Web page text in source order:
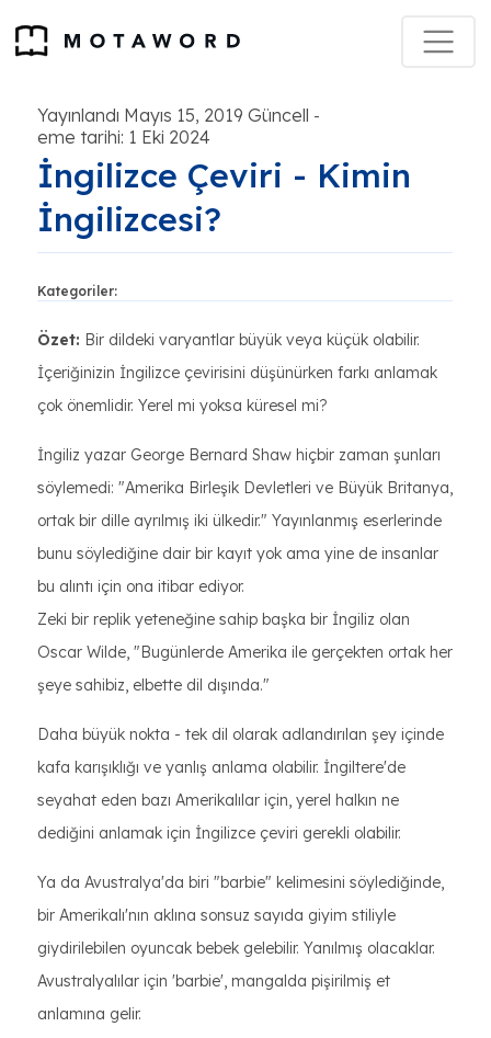
Yayınlandı Mayıs 15, 2019 Güncell -
eme tarihi: 1 Eki 2024
İngilizce Çeviri - Kimin
İngilizcesi?
Kategoriler:
Özet: Bir dildeki varyantlar büyük veya küçük olabilir.
İçeriğinizin İngilizce çevirisini düşünürken farkı anlamak
çok önemlidir. Yerel mi yoksa küresel mi?
İngiliz yazar George Bernard Shaw hiçbir zaman şunları
söylemedi: "Amerika Birleşik Devletleri ve Büyük Britanya,
ortak bir dille ayrılmış iki ülkedir." Yayınlanmış eserlerinde
bunu söylediğine dair bir kayıt yok ama yine de insanlar
bu alıntı için ona itibar ediyor.
Zeki bir replik yeteneğine sahip başka bir İngiliz olan
Oscar Wilde, "Bugünlerde Amerika ile gerçekten ortak her
şeye sahibiz, elbette dil dışında."
Daha büyük nokta - tek dil olarak adlandırılan şey içinde
kafa karışıklığı ve yanlış anlama olabilir. İngiltere'de
seyahat eden bazı Amerikalılar için, yerel halkın ne
dediğini anlamak için İngilizce çeviri gerekli olabilir.
Ya da Avustralya'da biri "barbie" kelimesini söylediğinde,
bir Amerikalı'nın aklına sonsuz sayıda giyim stiliyle
giydirilebilen oyuncak bebek gelebilir. Yanılmış olacaklar.
Avustralyalılar için 'barbie', mangalda pişirilmiş et
anlamına gelir.